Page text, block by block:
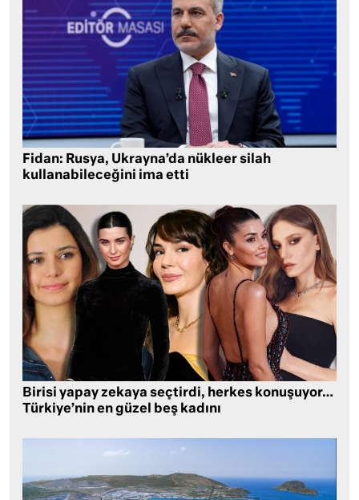
Fidan: Rusya, Ukrayna’da nükleer silah
kullanabileceğini ima etti
Birisi yapay zekaya seçtirdi, herkes konuşuyor…
Türkiye’nin en güzel beş kadını